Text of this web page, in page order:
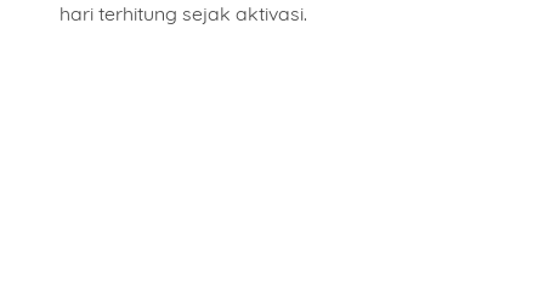
hari terhitung sejak aktivasi.